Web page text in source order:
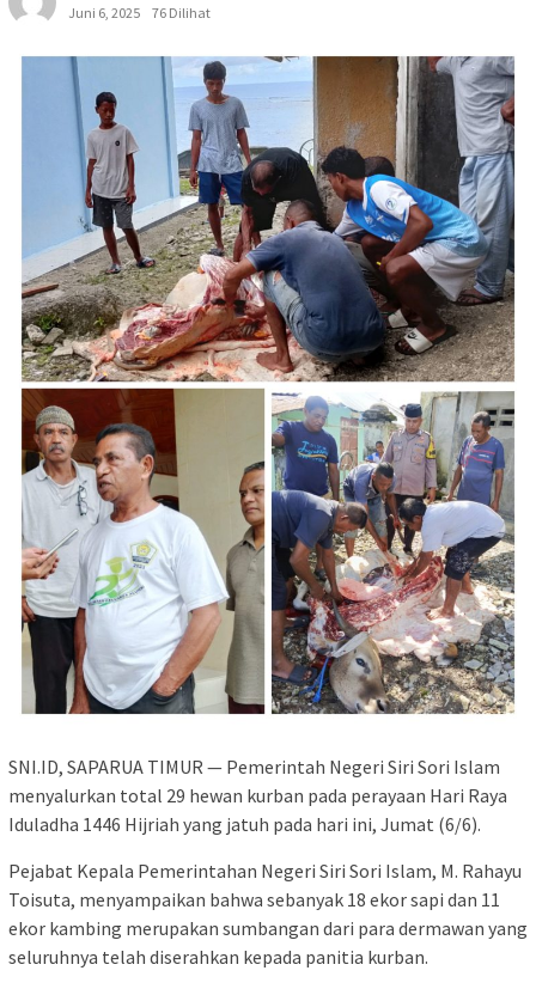
Juni 6, 2025
76 Dilihat
SNI.ID, SAPARUA TIMUR — Pemerintah Negeri Siri Sori Islam
menyalurkan total 29 hewan kurban pada perayaan Hari Raya
Iduladha 1446 Hijriah yang jatuh pada hari ini, Jumat (6/6).
Pejabat Kepala Pemerintahan Negeri Siri Sori Islam, M. Rahayu
Toisuta, menyampaikan bahwa sebanyak 18 ekor sapi dan 11
ekor kambing merupakan sumbangan dari para dermawan yang
seluruhnya telah diserahkan kepada panitia kurban.